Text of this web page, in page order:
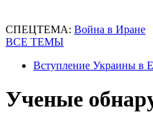
СПЕЦТЕМА: Война в Иране
ВСЕ ТЕМЫ
Вступление Украины в
Ученые